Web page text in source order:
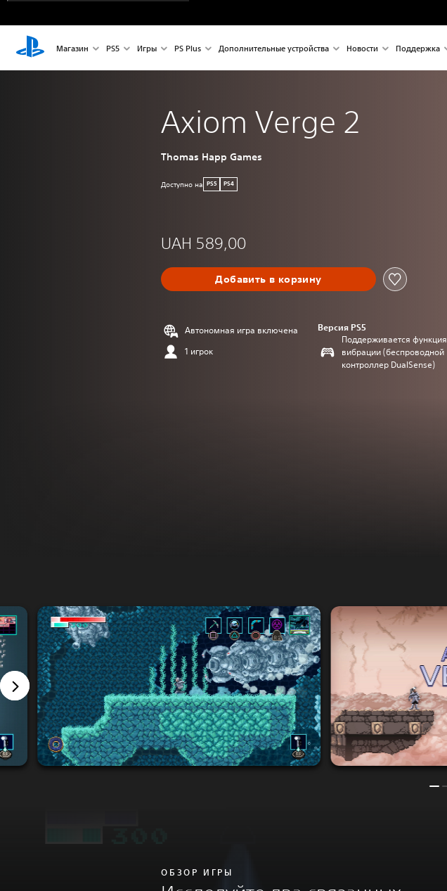
Магазин PS5 Игры PS Plus Дополнительные устройства Новости Поддержка
Axiom Verge 2
Thomas Happ Games
Доступно на PS5 PS4
UAH 589,00
Добавить в корзину
Автономная игра включена
1 игрок
Версия PS5
Поддерживается функция
вибрации (беспроводной
контроллер DualSense)
ОБЗОР ИГРЫ